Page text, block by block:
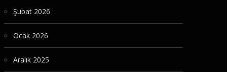
Şubat 2026
Ocak 2026
Aralık 2025